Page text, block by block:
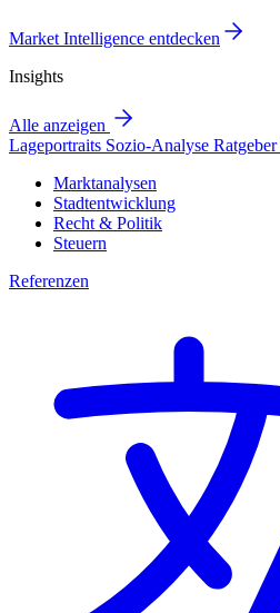
Market Intelligence entdecken
Insights
Alle anzeigen
Lageportraits Sozio-Analyse Ratgeber
Marktanalysen
Stadtentwicklung
Recht & Politik
Steuern
Referenzen